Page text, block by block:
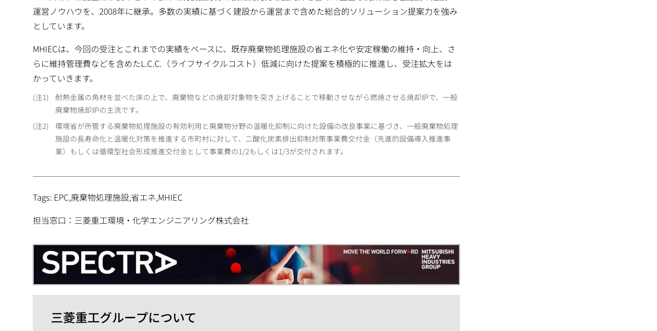
運営ノウハウを、2008年に継承。多数の実績に基づく建設から運営まで含めた総合的ソリューション提案力を強み
としています。
MHIECは、今回の受注とこれまでの実績をベースに、既存廃棄物処理施設の省エネ化や安定稼働の維持・向上、さ
らに維持管理費などを含めたL.C.C.（ライフサイクルコスト）低減に向けた提案を積極的に推進し、受注拡大をは
かっていきます。
1
耐熱金属の角材を並べた床の上で、廃棄物などの焼却対象物を突き上げることで移動させながら燃焼させる焼却炉で、一般
廃棄物焼却炉の主流です。
2
環境省が所管する廃棄物処理施設の有効利用と廃棄物分野の温暖化抑制に向けた設備の改良事業に基づき、一般廃棄物処理
施設の長寿命化と温暖化対策を推進する市町村に対して、二酸化炭素排出抑制対策事業費交付金（先進的設備導入推進事
業）もしくは循環型社会形成推進交付金として事業費の1/2もしくは1/3が交付されます。
Tags: EPC,廃棄物処理施設,省エネ,MHIEC
担当窓口：三菱重工環境・化学エンジニアリング株式会社
三菱重工グループについて